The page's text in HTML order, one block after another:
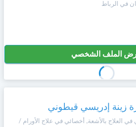
في الرباط
الملف الشخصي
زينة إدريسي قيطوني
في العلاج بالأشعة, أخصائي في علاج الأورام /